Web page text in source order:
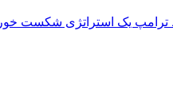
ترامپ یک استراتژی شکست